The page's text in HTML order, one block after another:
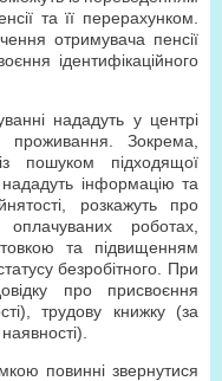
та її перерахунком.
отримувача пенсії
ідентифікаційного
нададуть у центрі
проживання. Зокрема,
пошуком підходящої
інформацію та
розкажуть про
роботах,
та підвищенням
безробітного. При
про присвоєння
трудову книжку (за
повинні звернутися